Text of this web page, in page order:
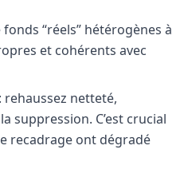
“réels” hétérogènes à
et cohérents avec
netteté,
suppression. C’est crucial
recadrage ont dégradé